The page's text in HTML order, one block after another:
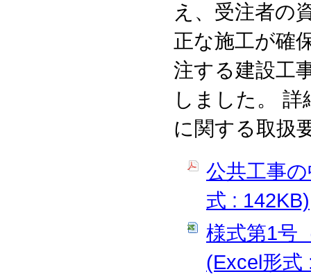
え、受注者の
正な施工が確
注する建設工
しました。
に関する取扱
公共工事
式 : 142KB)
様式第1号
(Excel形式